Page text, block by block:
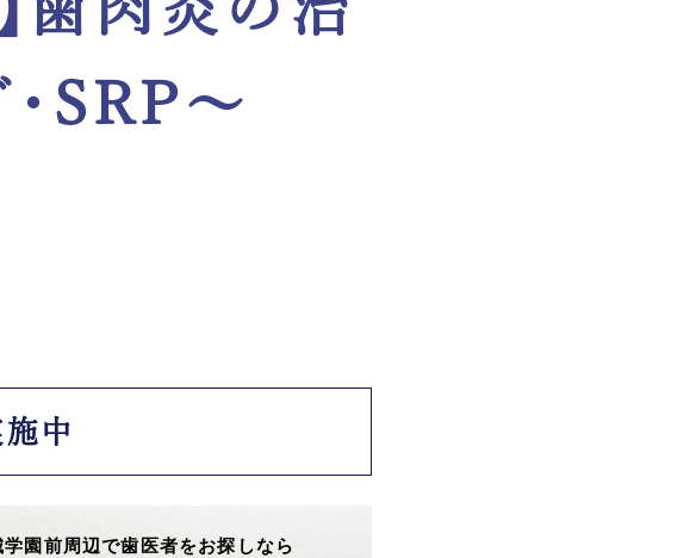
SRP～
中
学園前周辺で歯医者をお探しなら